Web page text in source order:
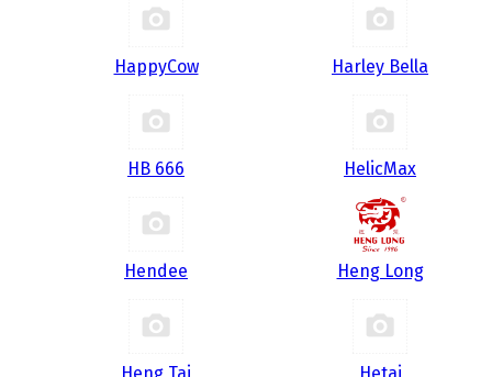
HappyCow Harley Bella
HB 666 HelicMax
Hendee Heng Long